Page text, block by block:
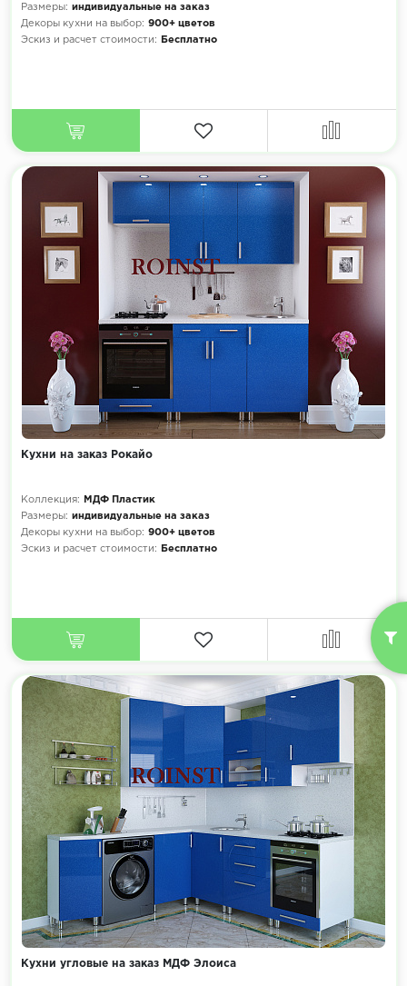
Размеры: индивидуальные на заказ
Декоры кухни на выбор: 900+ цветов
Эскиз и расчет стоимости:
Бесплатно
Кухни на заказ Рокайо
Коллекция:
МДФ Пластик
Размеры: индивидуальные на заказ
Декоры кухни на выбор: 900+ цветов
Эскиз и расчет стоимости:
Бесплатно
Кухни угловые на заказ МДФ Элоиса